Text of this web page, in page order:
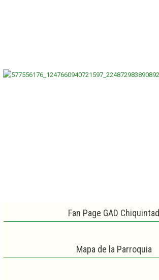
Fan Page GAD Chiquintad
Mapa de la Parroquia